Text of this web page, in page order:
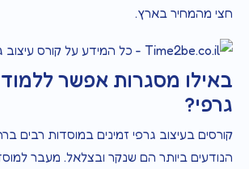
חצי מהמחיר בארץ.
באילו מסגרות אפשר ללמוד
גרפי?
קורסים בעיצוב גרפי זמינים במוסדות רבים
הנודעים ביותר הם שנקר ובצלאל. מעבר